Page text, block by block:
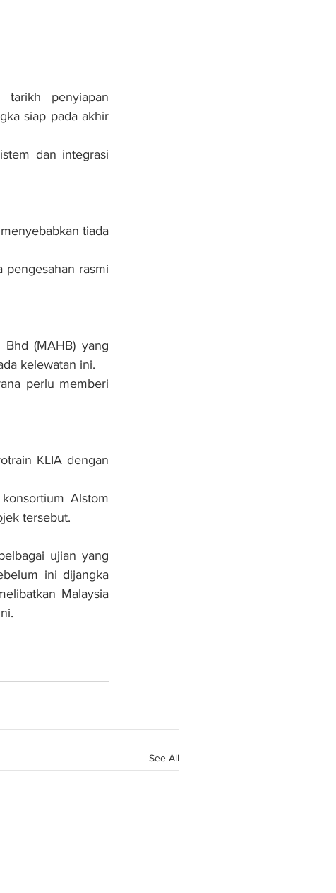
tarikh penyiapan
siap pada akhir
dan integrasi
tiada
pengesahan rasmi
(MAHB) yang
kelewatan ini.
perlu memberi
KLIA dengan
Alstom
tersebut.
ujian yang
ini dijangka
Malaysia
See All